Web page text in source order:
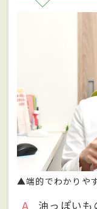
▲端的でわかりや
油っぽい